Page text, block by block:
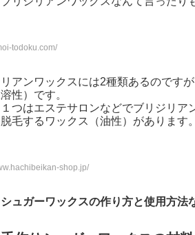
todoku.com/
アンワックスには2種類あるのです
性）です。
つはエステサロンなどでブリジリア
毛するワックス（油性）があります。
shop.jp/
ュガーワックスの作り方と使用方